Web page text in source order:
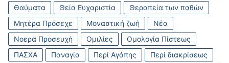
Θαύματα
Θεία Ευχαριστία
Θεραπεία των παθών
Μητέρα Πρόσεχε
Μοναστική ζωή
Νέα
Νοερά Προσευχή
Ομιλίες
Ομολογία Πίστεως
ΠΑΣΧΑ
Παναγία Περί Αγάπης
Περί διακρίσεως